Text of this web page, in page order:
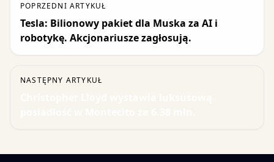
POPRZEDNI ARTYKUŁ
Tesla: Bilionowy pakiet dla Muska za AI i
robotykę. Akcjonariusze zagłosują.
NASTĘPNY ARTYKUŁ